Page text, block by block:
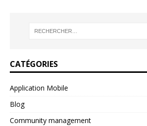
CATÉGORIES
Application Mobile
Blog
Community management